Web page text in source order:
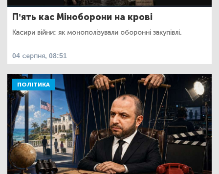
П’ять кас Міноборони на крові
Касири війни: як монополізували оборонні закупівлі.
04 серпня, 08:51
ПОЛІТИКА